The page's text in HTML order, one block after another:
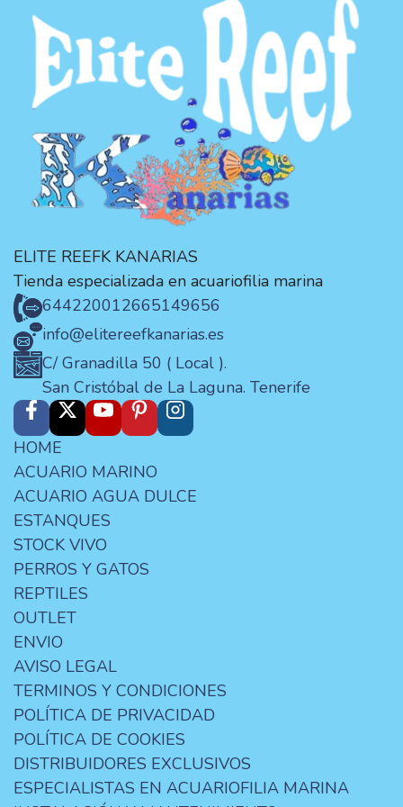
ELITE REEFK KANARIAS
Tienda especializada en acuariofilia marina
644220012665149656
info@elitereefkanarias.es
C/ Granadilla 50 ( Local ).
San Cristóbal de La Laguna. Tenerife
HOME
ACUARIO MARINO
ACUARIO AGUA DULCE
ESTANQUES
STOCK VIVO
PERROS Y GATOS
REPTILES
OUTLET
ENVIO
AVISO LEGAL
TERMINOS Y CONDICIONES
POLÍTICA DE PRIVACIDAD
POLÍTICA DE COOKIES
DISTRIBUIDORES EXCLUSIVOS
ESPECIALISTAS EN ACUARIOFILIA MARINA